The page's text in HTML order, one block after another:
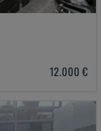
12.000 €